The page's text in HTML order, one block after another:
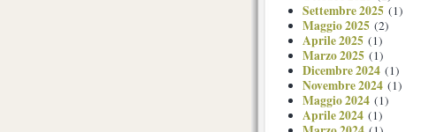
Settembre 2025 (1)
Maggio 2025 (2)
Aprile 2025 (1)
Marzo 2025 (1)
Dicembre 2024 (1)
Novembre 2024 (1)
Maggio 2024 (1)
Aprile 2024 (1)